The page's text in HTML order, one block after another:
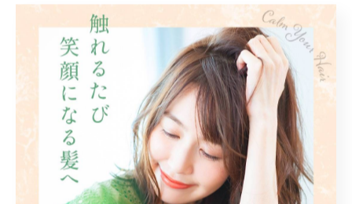
そんな髪質改善ストレートが可能になります。
実際にご来店されるお客様の多くが、
✅縮毛矯正に失敗した経験がある
✅年齢とともに髪質が変わってきた